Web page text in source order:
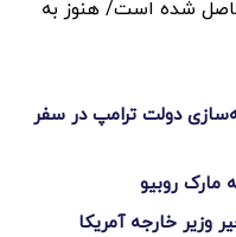
دولت ترامپ در سفر
مارک روبیو
وزیر خارجه آمریکا